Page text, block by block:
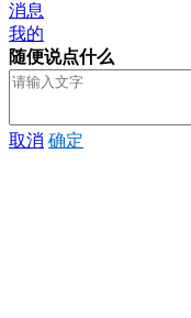
消息
我的
随便说点什么
取消 确定